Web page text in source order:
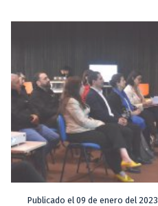
Publicado el 09 de enero del 2023